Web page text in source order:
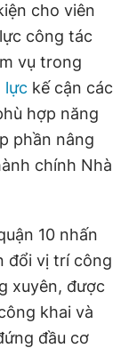
cho viên
công tác
vụ trong
lực kế cận các
hợp năng
phần nâng
chính Nhà
10 nhấn
đổi vị trí công
xuyên, được
khai và
đầu cơ